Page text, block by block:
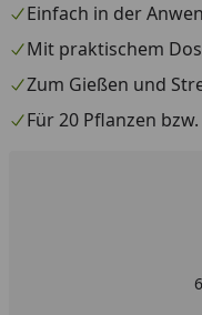
Einfach in der
Mit praktischem
Zum Gießen und
Für 20 Pflanzen